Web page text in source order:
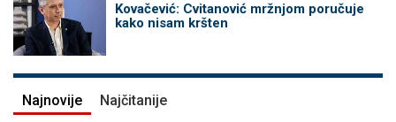
Kovačević: Cvitanović mržnjom poručuje
kako nisam kršten
Najnovije Najčitanije